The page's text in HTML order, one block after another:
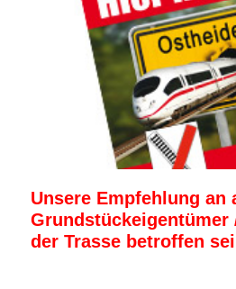
Unsere Empfehlung an
Grundstückeigentümer
der Trasse betroffen